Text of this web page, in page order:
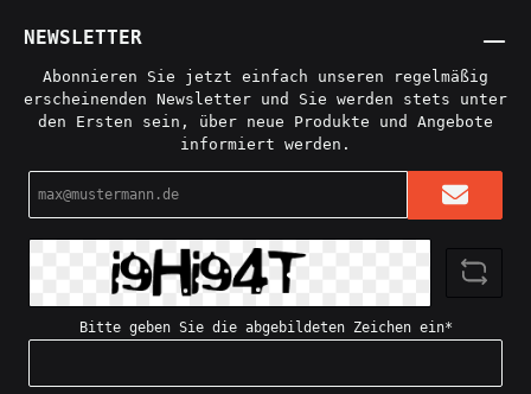
NEWSLETTER
Abonnieren Sie jetzt einfach unseren regelmäßig
erscheinenden Newsletter und Sie werden stets unter
den Ersten sein, über neue Produkte und Angebote
informiert werden.
Bitte geben Sie die abgebildeten Zeichen ein*